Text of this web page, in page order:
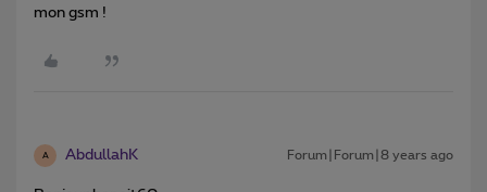
mon gsm !
A AbdullahK Forum|Forum|8 years ago